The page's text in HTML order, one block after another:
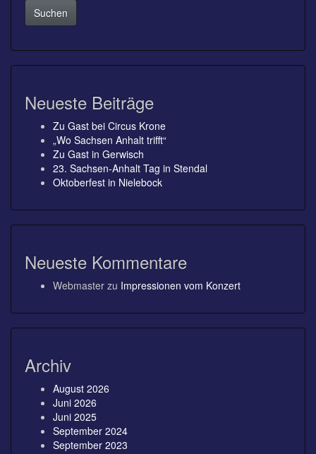
Neueste Beiträge
Zu Gast bei Circus Krone
„Wo Sachsen Anhalt trifft“
Zu Gast in Gerwisch
23. Sachsen-Anhalt Tag in Stendal
Oktoberfest in Nielebock
Neueste Kommentare
Webmaster zu Impressionen vom Konzert
Archiv
August 2026
Juni 2026
Juni 2025
September 2024
September 2023